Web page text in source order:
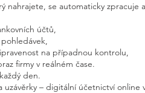
nahrajete, se automaticky zpracuje
účtů,
na případnou kontrolu,
firmy v reálném čase.
den.
uzávěrky – digitální účetnictví